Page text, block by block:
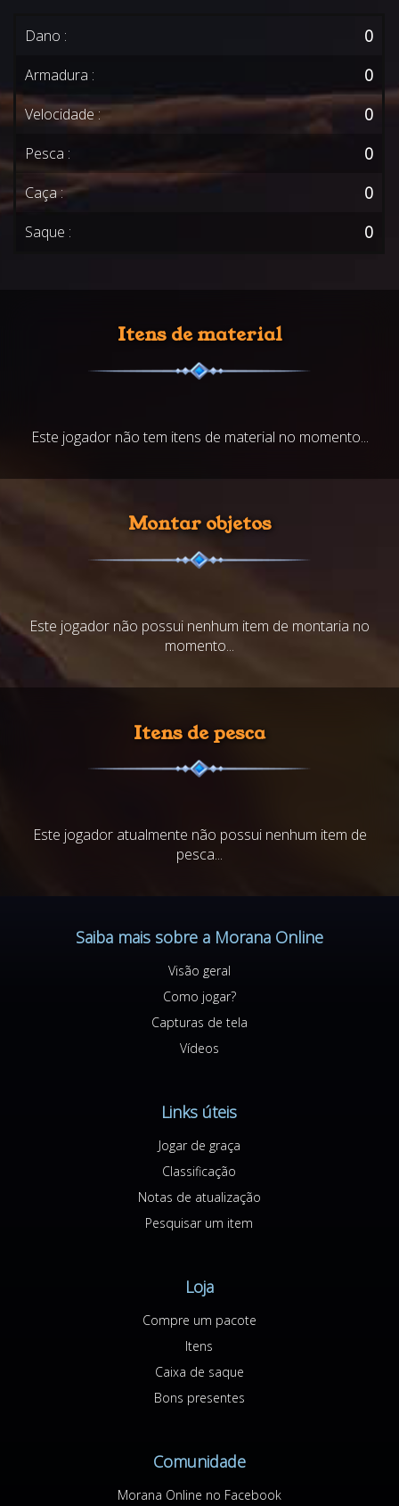
Dano : 0
Armadura : 0
Velocidade : 0
Pesca : 0
Caça : 0
Saque : 0
Itens de material
Este jogador não tem itens de material no momento...
Montar objetos
Este jogador não possui nenhum item de montaria no
momento...
Itens de pesca
Este jogador atualmente não possui nenhum item de
pesca...
Saiba mais sobre a Morana Online
Visão geral
Como jogar?
Capturas de tela
Vídeos
Links úteis
Jogar de graça
Classificação
Notas de atualização
Pesquisar um item
Loja
Compre um pacote
Itens
Caixa de saque
Bons presentes
Comunidade
Morana Online no Facebook